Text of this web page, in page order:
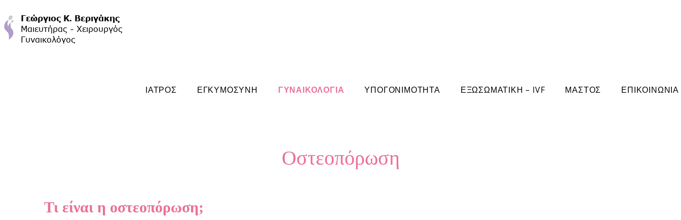
ΙΑΤΡΟΣ ΕΓΚΥΜΟΣΥΝΗ ΓΥΝΑΙΚΟΛΟΓΙΑ ΥΠΟΓΟΝΙΜΟΤΗΤΑ ΕΞΩΣΩΜΑΤΙΚΗ – IVF ΜΑΣΤΟΣ ΕΠΙΚΟΙΝΩΝΙΑ
Οστεοπόρωση
Τι είναι η οστεοπόρωση;